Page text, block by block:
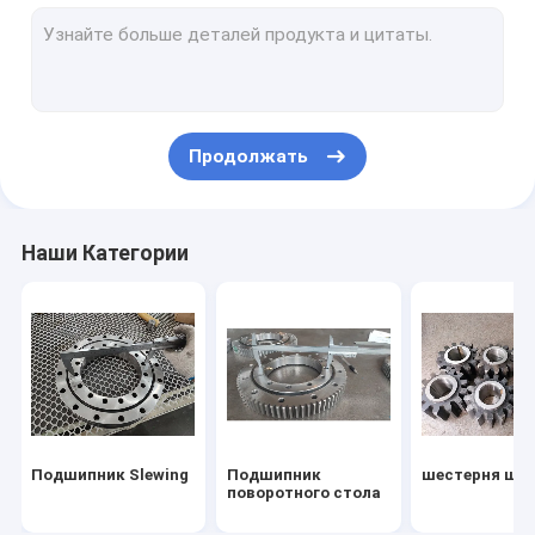
Пересеченный подшипник ролика
Главное шаровое подшипник шпинделя
Подшипник с тонким сечением
Подшипник ролика полного дополнения цилиндрический
Подшипники с расщепленными роликами
Продолжать
Наши Категории
Подшипник Slewing
Подшипник
поворотного стола
шестерня